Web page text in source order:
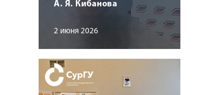
А. Я. Кибанова
2 июня 2026